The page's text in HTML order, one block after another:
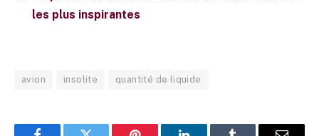
les plus inspirantes
avion insolite quantité de liquide